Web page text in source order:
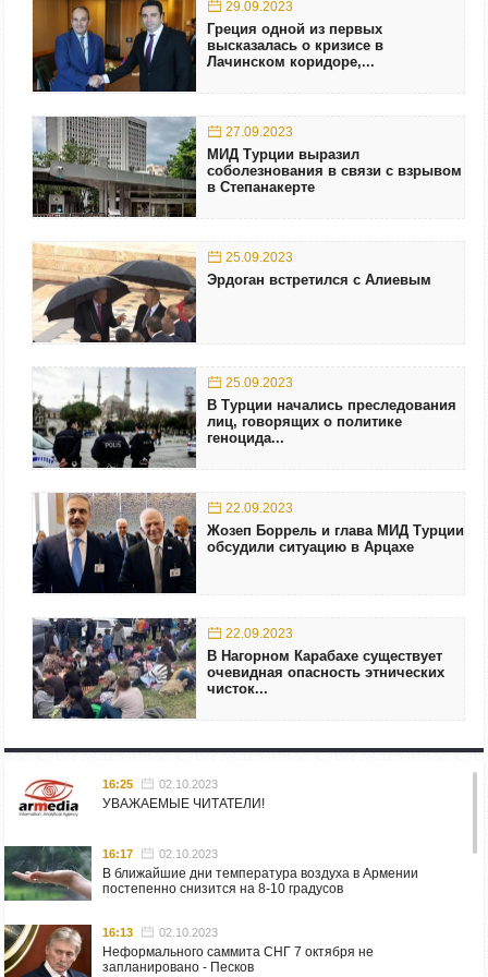
29.09.2023
Греция одной из первых
высказалась о кризисе в
Лачинском коридоре,...
27.09.2023
МИД Турции выразил
соболезнования в связи с взрывом
в Степанакерте
25.09.2023
Эрдоган встретился с Алиевым
25.09.2023
В Турции начались преследования
лиц, говорящих о политике
геноцида...
22.09.2023
Жозеп Боррель и глава МИД Турции
обсудили ситуацию в Арцахе
22.09.2023
В Нагорном Карабахе существует
очевидная опасность этнических
чисток...
16:25 02.10.2023
УВАЖАЕМЫЕ ЧИТАТЕЛИ!
16:17 02.10.2023
В ближайшие дни температура воздуха в Армении
постепенно снизится на 8-10 градусов
16:13 02.10.2023
Неформального саммита СНГ 7 октября не
запланировано - Песков